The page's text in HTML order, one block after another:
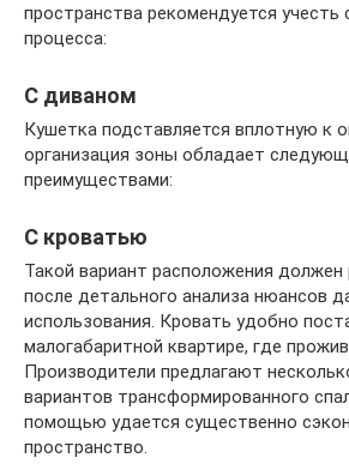
пространства рекомендуется
процесса:
С диваном
Кушетка подставляется вплотную к
организация зоны обладает
преимуществами:
С кроватью
Такой вариант расположения должен
после детального анализа нюансов
использования. Кровать удобно
малогабаритной квартире, где
Производители предлагают
вариантов трансформированного
помощью удается существенно
пространство.